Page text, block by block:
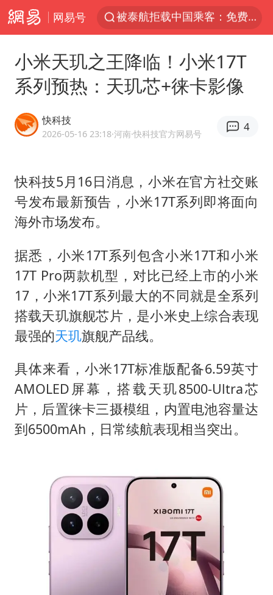
网易号
台风白海豚可能在浙江登陆
因凡蒂诺首次公开道歉
FIFA官方支持因凡蒂诺
谷歌首席科学家Jeff Dean离职创业
人贩子“梅姨”真实姓名曝光
一枚俄导弹都没击落 泽连斯基发声
多专业取消艺考 文化工作者要有文化
“银行午休1.5小时”留个窗口行不行
41岁女子为鼓励女儿考上985研究生
小米天玑之王降临！小米17T
系列预热：天玑芯+徕卡影像
快科技
2026-05-16 23:18·河南·快科技官方网易号
4
快科技5月16日消息，小米在官方社交账
号发布最新预告，小米17T系列即将面向
海外市场发布。
据悉，小米17T系列包含小米17T和小米
17T Pro两款机型，对比已经上市的小米
17，小米17T系列最大的不同就是全系列
搭载天玑旗舰芯片，是小米史上综合表现
最强的天玑旗舰产品线。
具体来看，小米17T标准版配备6.59英寸
AMOLED屏幕，搭载天玑8500-Ultra芯
片，后置徕卡三摄模组，内置电池容量达
到6500mAh，日常续航表现相当突出。